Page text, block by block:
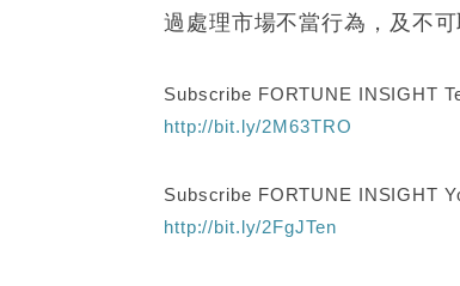
過處理市場不當行為，及不
Subscribe FORTUNE INSIGHT
http://bit.ly/2M63TRO
Subscribe FORTUNE INSIGHT
http://bit.ly/2FgJTen